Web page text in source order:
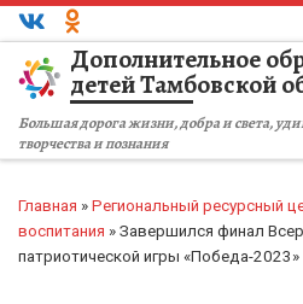
Перейти к содержимому
Дополнительное
детей Тамбовской
Большая дорога жизни, добра и света,
творчества и познания
Главная » Региональный ресурсный
воспитания » Завершился финал
патриотической игры «Победа-2023»